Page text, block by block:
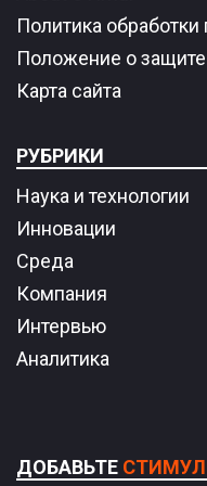
Политика
Положение о
Карта сайта
РУБРИКИ
Наука и технологии
Инновации
Среда
Компания
Интервью
Аналитика
ДОБАВЬТЕ СТИМУЛ